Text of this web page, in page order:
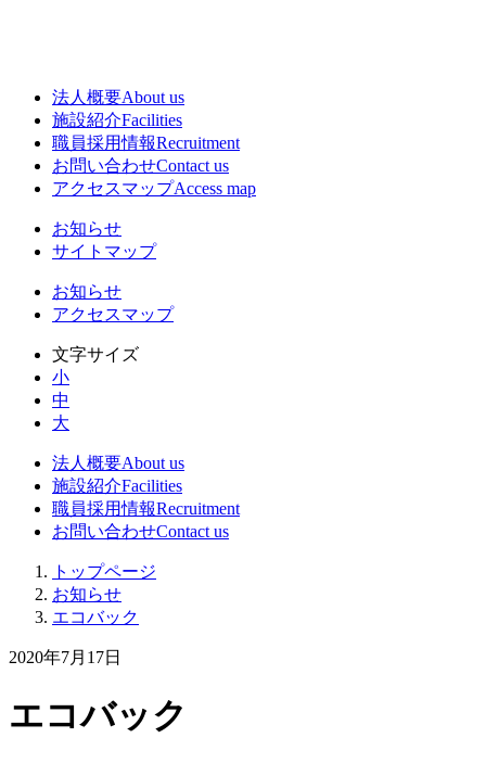
法人概要About us
施設紹介Facilities
職員採用情報Recruitment
お問い合わせContact us
アクセスマップAccess map
お知らせ
サイトマップ
お知らせ
アクセスマップ
文字サイズ
小
中
大
法人概要About us
施設紹介Facilities
職員採用情報Recruitment
お問い合わせContact us
トップページ
お知らせ
エコバック
2020年7月17日
エコバック